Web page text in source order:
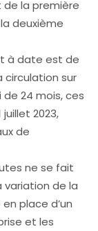
de la première
deuxième
à date est de
circulation sur
24 mois, ces
2023,
de
ne se fait
variation de la
place d’un
et les